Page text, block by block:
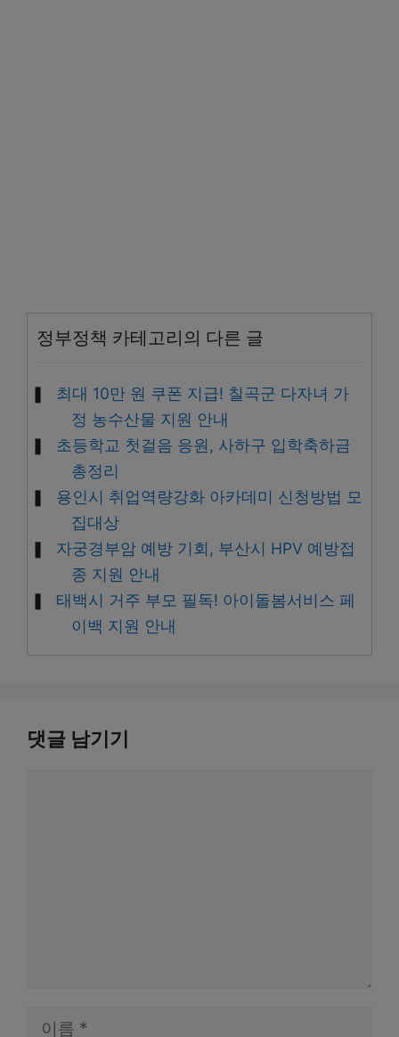
정부정책 카테고리의 다른 글
최대 10만 원 쿠폰 지급! 칠곡군 다자녀 가
정 농수산물 지원 안내
초등학교 첫걸음 응원, 사하구 입학축하금
총정리
용인시 취업역량강화 아카데미 신청방법 모
집대상
자궁경부암 예방 기회, 부산시 HPV 예방접
종 지원 안내
태백시 거주 부모 필독! 아이돌봄서비스 페
이백 지원 안내
댓글 남기기